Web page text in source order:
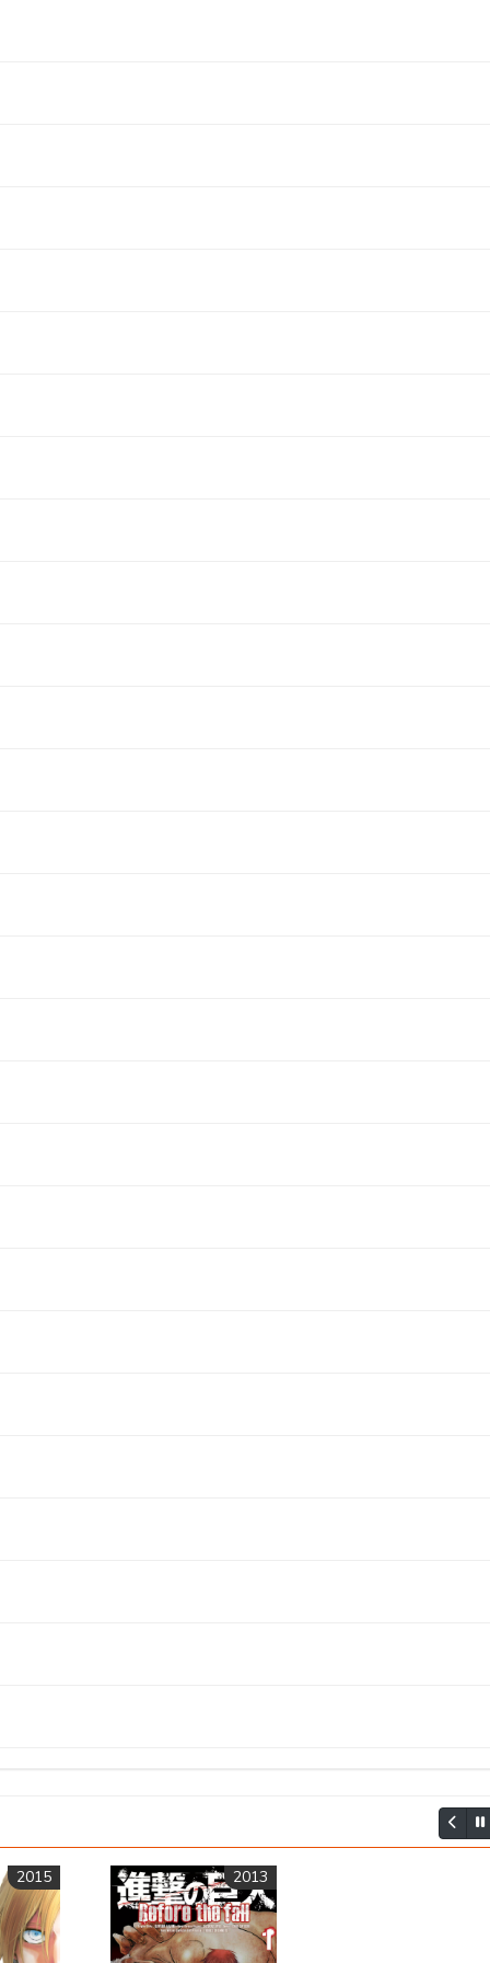
05 Novembre
05 Novembre
05 Novembre
05 Novembre
05 Novembre
05 Novembre
05 Novembre
05 Novembre
05 Novembre
05 Novembre
05 Novembre
05 Novembre
05 Novembre
05 Novembre
05 Novembre
05 Novembre
05 Novembre
05 Novembre
05 Novembre
05 Novembre
05 Novembre
05 Novembre
05 Novembre
05 Novembre
05 Novembre
05 Novembre
05 Novembre
05 Novembre
05 Novembre
05 Novembre
05 Novembre
05 Novembre
05 Novembre
05 Novembre
05 Novembre
05 Novembre
05 Novembre
05 Novembre
05 Novembre
05 Novembre
05 Novembre
05 Novembre
05 Novembre
05 Novembre
05 Novembre
05 Novembre
05 Novembre
05 Novembre
05 Novembre
05 Novembre
05 Novembre
05 Novembre
05 Novembre
05 Novembre
05 Novembre
05 Novembre
05 Novembre
05 Novembre
05 Novembre
05 Novembre
2015 2013